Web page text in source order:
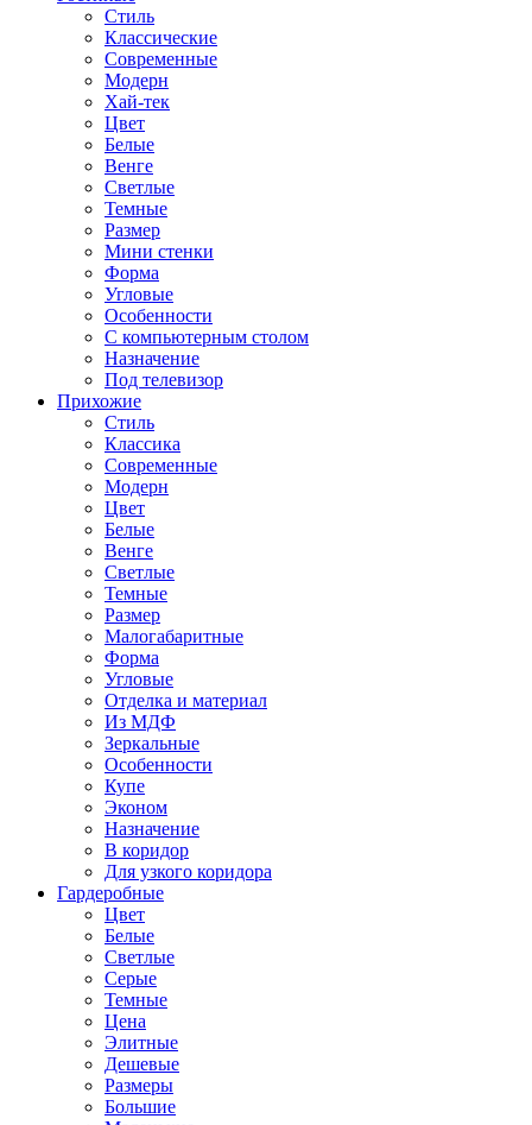
Стиль
Классические
Современные
Модерн
Хай-тек
Цвет
Белые
Венге
Светлые
Темные
Размер
Мини стенки
Форма
Угловые
Особенности
С компьютерным столом
Назначение
Под телевизор
Прихожие
Стиль
Классика
Современные
Модерн
Цвет
Белые
Венге
Светлые
Темные
Размер
Малогабаритные
Форма
Угловые
Отделка и материал
Из МДФ
Зеркальные
Особенности
Купе
Эконом
Назначение
В коридор
Для узкого коридора
Гардеробные
Цвет
Белые
Светлые
Серые
Темные
Цена
Элитные
Дешевые
Размеры
Большие